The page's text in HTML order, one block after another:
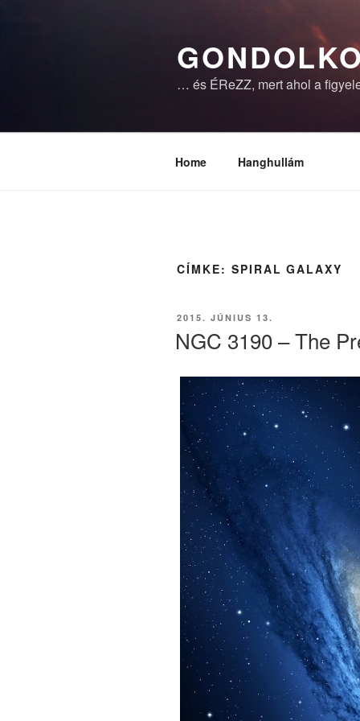
… és ÉReZZ, mert ahol a
Home Hanghullám
CÍMKE: SPIRAL GALAXY
BEKÜLDVE:
2015. JÚNIUS 13.
NGC 3190 – The